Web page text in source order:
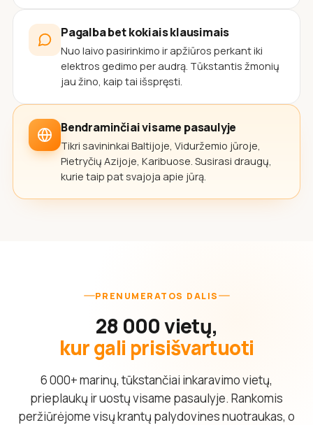
Pagalba bet kokiais klausimais
Nuo laivo pasirinkimo ir apžiūros perkant iki
elektros gedimo per audrą. Tūkstantis žmonių
jau žino, kaip tai išspręsti.
Bendraminčiai visame pasaulyje
Tikri savininkai Baltijoje, Viduržemio jūroje,
Pietryčių Azijoje, Karibuose. Susirasi draugų,
kurie taip pat svajoja apie jūrą.
PRENUMERATOS DALIS
28 000 vietų,
kur gali prisišvartuoti
6 000+ marinų, tūkstančiai inkaravimo vietų,
prieplaukų ir uostų visame pasaulyje. Rankomis
peržiūrėjome visų krantų palydovines nuotraukas, o